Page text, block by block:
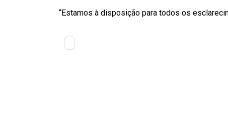
“Estamos à disposição para todos os